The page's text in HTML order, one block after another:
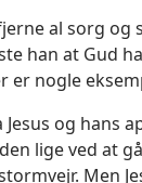
al sorg og
han at Gud
er nogle
Jesus og hans
lige ved at
Men